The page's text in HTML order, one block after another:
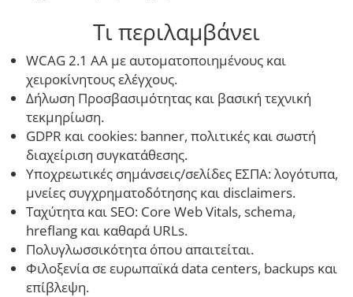
Τι περιλαμβάνει
WCAG 2.1 AA με αυτοματοποιημένους και
χειροκίνητους ελέγχους.
Δήλωση Προσβασιμότητας και βασική τεχνική
τεκμηρίωση.
GDPR και cookies: banner, πολιτικές και σωστή
διαχείριση συγκατάθεσης.
Υποχρεωτικές σημάνσεις/σελίδες ΕΣΠΑ: λογότυπα,
μνείες συγχρηματοδότησης και disclaimers.
Ταχύτητα και SEO: Core Web Vitals, schema,
hreflang και καθαρά URLs.
Πολυγλωσσικότητα όπου απαιτείται.
Φιλοξενία σε ευρωπαϊκά data centers, backups και
επίβλεψη.